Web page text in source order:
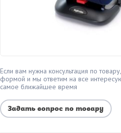
Если вам нужна консультация по
формой и мы ответим на все
самое ближайшее время
Задать вопрос по товару